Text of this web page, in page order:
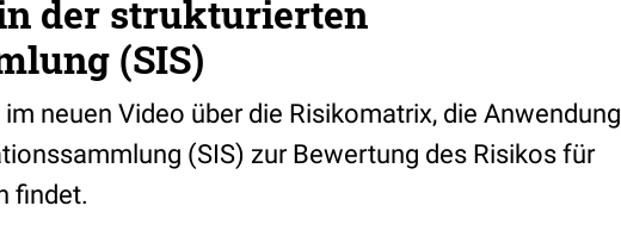
der strukturierten
(SIS)
neuen Video über die Risikomatrix, die Anwendung
(SIS) zur Bewertung des Risikos für
findet.